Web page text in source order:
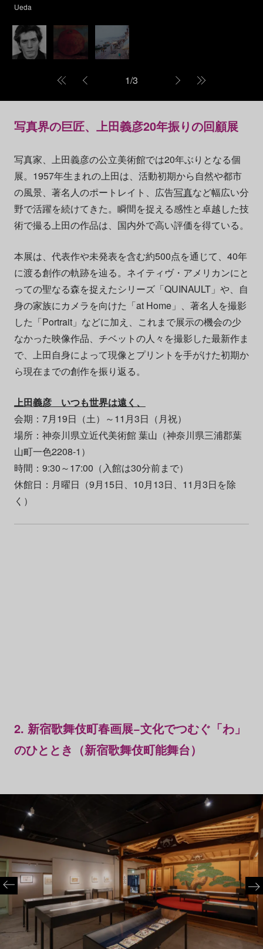
Ueda
1/3
写真界の巨匠、上田義彦20年振りの回顧展
写真家、上田義彦の公立美術館では20年ぶりとなる個
展。1957年生まれの上田は、活動初期から自然や都市
の風景、著名人のポートレイト、広告写真など幅広い分
野で活躍を続けてきた。瞬間を捉える感性と卓越した技
術で撮る上田の作品は、国内外で高い評価を得ている。
本展は、代表作や未発表を含む約500点を通じて、40年
に渡る創作の軌跡を辿る。ネイティヴ・アメリカンにと
っての聖なる森を捉えたシリーズ「QUINAULT」や、自
身の家族にカメラを向けた「at Home」、著名人を撮影
した「Portrait」などに加え、これまで展示の機会の少
なかった映像作品、チベットの人々を撮影した最新作ま
で、上田自身によって現像とプリントを手がけた初期か
ら現在までの創作を振り返る。
上田義彦 いつも世界は遠く、
会期：7月19日（土）～11月3日（月祝）
場所：神奈川県立近代美術館 葉山（神奈川県三浦郡葉
山町一色2208-1）
時間：9:30～17:00（入館は30分前まで）
休館日：月曜日（9月15日、10月13日、11月3日を除
く）
2. 新宿歌舞伎町春画展−文化でつむぐ「わ」
のひととき（新宿歌舞伎町能舞台）